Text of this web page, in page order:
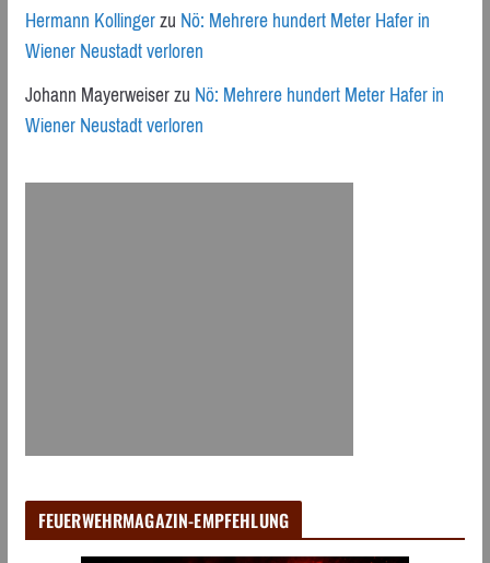
Hermann KollingerzuNö: Mehrere hundert Meter Hafer in
Wiener Neustadt verloren
Johann MayerweiserzuNö: Mehrere hundert Meter Hafer in
Wiener Neustadt verloren
FEUERWEHRMAGAZIN-EMPFEHLUNG